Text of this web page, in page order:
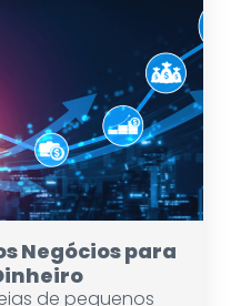
Negócios para
de pequenos